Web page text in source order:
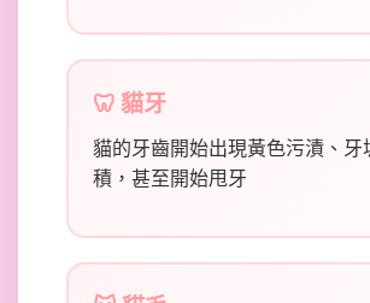
🦷 貓牙
貓的牙齒開始出現黃色污漬、牙
積，甚至開始甩牙